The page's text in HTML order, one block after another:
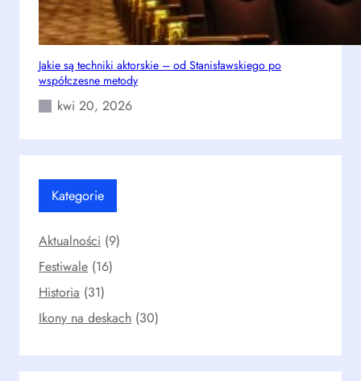
Jakie są techniki aktorskie – od Stanisławskiego po
współczesne metody
kwi 20, 2026
Kategorie
Aktualności (9)
Festiwale (16)
Historia (31)
Ikony na deskach (30)